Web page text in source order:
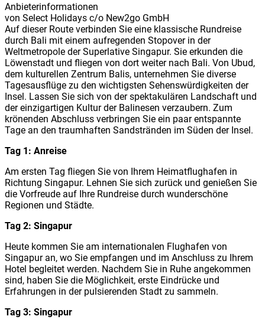
Anbieterinformationen
von Select Holidays c/o New2go GmbH
Auf dieser Route verbinden Sie eine klassische Rundreise
durch Bali mit einem aufregenden Stopover in der
Weltmetropole der Superlative Singapur. Sie erkunden die
Löwenstadt und fliegen von dort weiter nach Bali. Von Ubud,
dem kulturellen Zentrum Balis, unternehmen Sie diverse
Tagesausflüge zu den wichtigsten Sehenswürdigkeiten der
Insel. Lassen Sie sich von der spektakulären Landschaft und
der einzigartigen Kultur der Balinesen verzaubern. Zum
krönenden Abschluss verbringen Sie ein paar entspannte
Tage an den traumhaften Sandstränden im Süden der Insel.
Tag 1: Anreise
Am ersten Tag fliegen Sie von Ihrem Heimatflughafen in
Richtung Singapur. Lehnen Sie sich zurück und genießen Sie
die Vorfreude auf Ihre Rundreise durch wunderschöne
Regionen und Städte.
Tag 2: Singapur
Heute kommen Sie am internationalen Flughafen von
Singapur an, wo Sie empfangen und im Anschluss zu Ihrem
Hotel begleitet werden. Nachdem Sie in Ruhe angekommen
sind, haben Sie die Möglichkeit, erste Eindrücke und
Erfahrungen in der pulsierenden Stadt zu sammeln.
Tag 3: Singapur